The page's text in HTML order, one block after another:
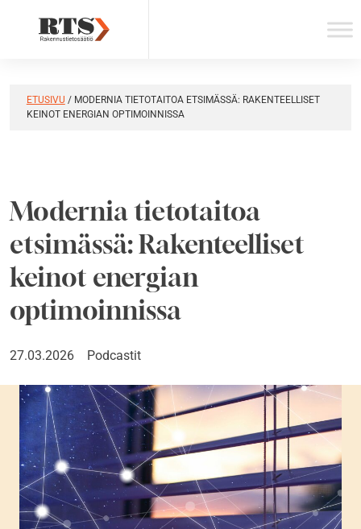
ETUSIVU / MODERNIA TIETOTAITOA ETSIMÄSSÄ: RAKENTEELLISET
KEINOT ENERGIAN OPTIMOINNISSA
Modernia tietotaitoa
etsimässä: Rakenteelliset
keinot energian
optimoinnissa
27.03.2026 Podcastit